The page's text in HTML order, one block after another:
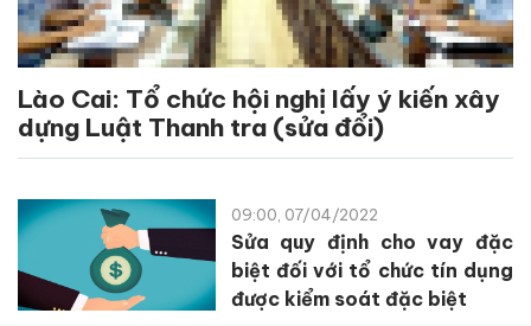
Lào Cai: Tổ chức hội nghị lấy ý kiến xây
dựng Luật Thanh tra (sửa đổi)
09:00, 07/04/2022
Sửa quy định cho vay đặc
biệt đối với tổ chức tín dụng
được kiểm soát đặc biệt